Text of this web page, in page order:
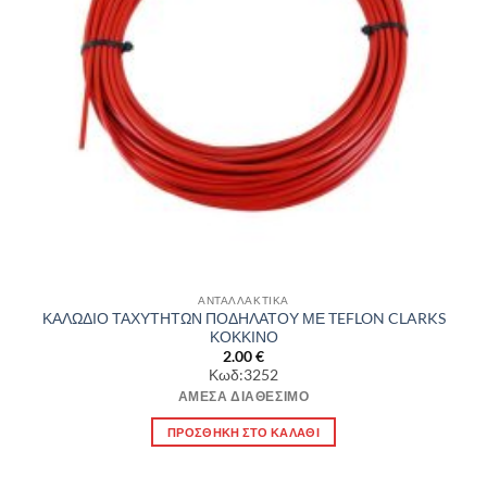
ΑΝΤΑΛΛΑΚΤΙΚΑ
ΚΑΛΩΔΙΟ ΤΑΧΥΤΗΤΩΝ ΠΟΔΗΛΑΤΟΥ ΜΕ TEFLON CLARKS
ΚΟΚΚΙΝΟ
2.00€
Κωδ:3252
ΆΜΕΣΑ ΔΙΑΘΈΣΙΜΟ
ΠΡΟΣΘΉΚΗ ΣΤΟ ΚΑΛΆΘΙ